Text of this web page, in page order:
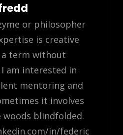
or philosopher
is creative
a term without
am interested in
mentoring and
it involves
blindfolded.
in/federic